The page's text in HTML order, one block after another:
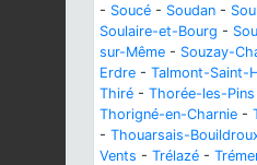
- Soucé - Soudan -
Soulaire-et-Bourg -
sur-Même - Souzay-
Erdre - Talmont-Saint-
Thiré - Thorée-les-Pins
Thorigné-en-Charnie -
- Thouarsais-
Vents - Trélazé -